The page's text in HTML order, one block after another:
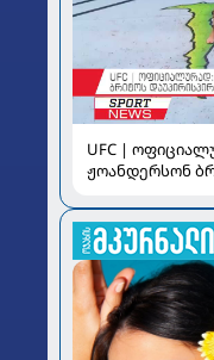
UFC |
ჟოანდერსონ